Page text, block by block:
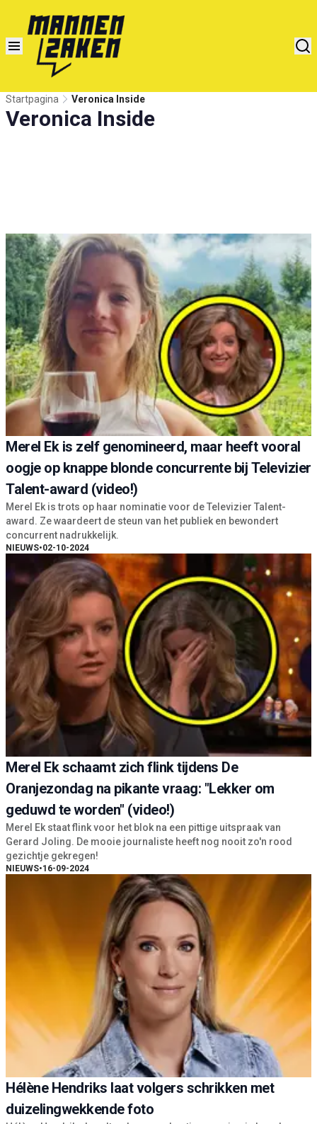
Startpagina Veronica Inside
Veronica Inside
Merel Ek is zelf genomineerd, maar heeft vooral
oogje op knappe blonde concurrente bij Televizier
Talent-award (video!)
Merel Ek is trots op haar nominatie voor de Televizier Talent-
award. Ze waardeert de steun van het publiek en bewondert
concurrent nadrukkelijk.
NIEUWS•02-10-2024
Merel Ek schaamt zich flink tijdens De
Oranjezondag na pikante vraag: "Lekker om
geduwd te worden" (video!)
Merel Ek staat flink voor het blok na een pittige uitspraak van
Gerard Joling. De mooie journaliste heeft nog nooit zo'n rood
gezichtje gekregen!
NIEUWS•16-09-2024
Hélène Hendriks laat volgers schrikken met
duizelingwekkende foto